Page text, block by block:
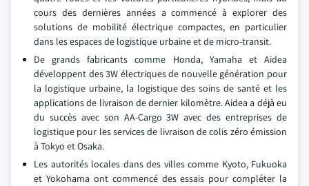
cours des dernières années a commencé à explorer des
solutions de mobilité électrique compactes, en particulier
dans les espaces de logistique urbaine et de micro-transit.
De grands fabricants comme Honda, Yamaha et Aidea
développent des 3W électriques de nouvelle génération pour
la logistique urbaine, la logistique des soins de santé et les
applications de livraison de dernier kilomètre. Aidea a déjà eu
du succès avec son AA-Cargo 3W avec des entreprises de
logistique pour les services de livraison de colis zéro émission
à Tokyo et Osaka.
Les autorités locales dans des villes comme Kyoto, Fukuoka
et Yokohama ont commencé des essais pour compléter la